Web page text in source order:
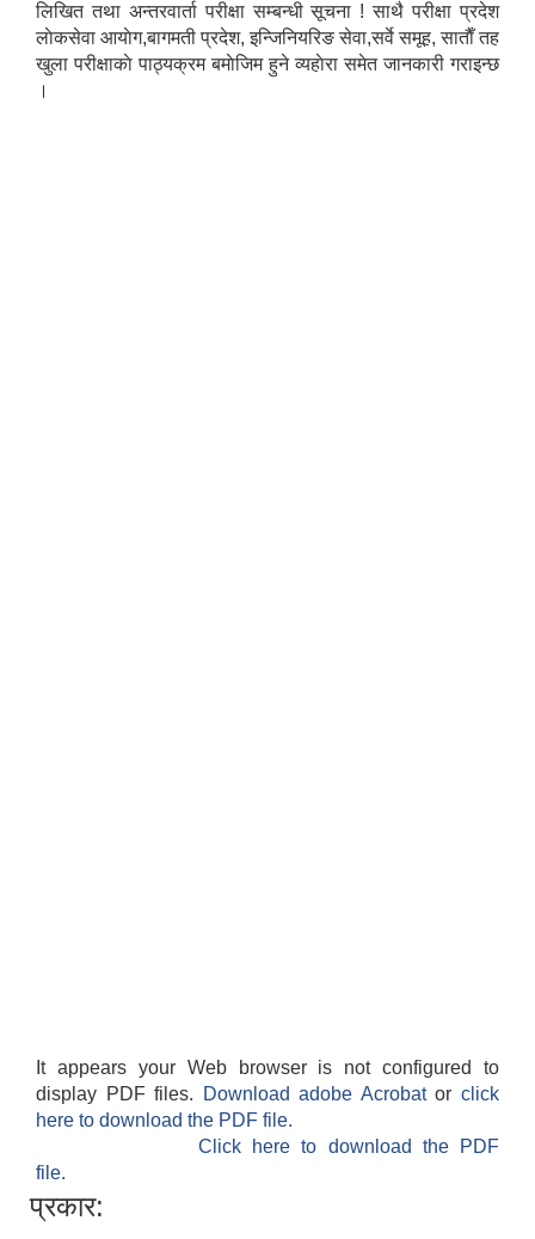
लिखित तथा अन्तरवार्ता परीक्षा सम्बन्धी सूचना ! साथै परीक्षा प्रदेश
लाेकसेवा आयाेग,बागमती प्रदेश, इन्जिनियरिङ सेवा,सर्वे समूह, साताैँ तह
खुला परीक्षाकाे पाठ्यक्रम बमाेजिम हुने व्यहाेरा समेत जानकारी गराइन्छ
।
It appears your Web browser is not configured to
display PDF files.
Download adobe Acrobatorclick
here to download the PDF file.
Click here to download the PDF
file.
प्रकार: